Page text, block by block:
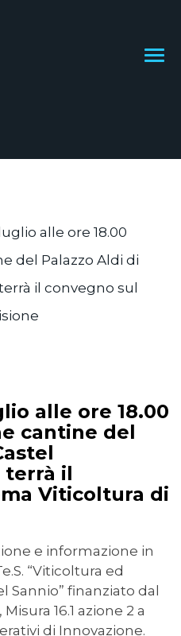
alle ore 18.00
del Palazzo Aldi di
il convegno sul
alle ore 18.00
cantine del
terrà il
Viticoltura di
e informazione in
“Viticoltura ed
Sannio” finanziato dal
16.1 azione 2 a
di Innovazione.